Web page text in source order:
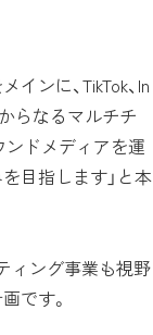
インに、TikTok、In
らなるマルチチ
ンドメディアを運
目指します」と本
ィング事業も視野
です。